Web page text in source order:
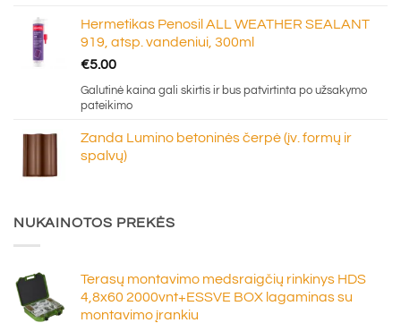
€1,015.00
Hermetikas Penosil ALL WEATHER SEALANT
919, atsp. vandeniui, 300ml
€5.00
Galutinė kaina gali skirtis ir bus patvirtinta po užsakymo
pateikimo
Zanda Lumino betoninės čerpė (įv. formų ir
spalvų)
NUKAINOTOS PREKĖS
Terasų montavimo medsraigčių rinkinys HDS
4,8x60 2000vnt+ESSVE BOX lagaminas su
montavimo įrankiu